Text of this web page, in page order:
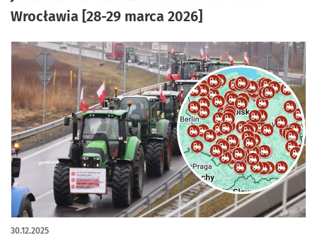
Wrocławia [28-29 marca 2026]
30.12.2025